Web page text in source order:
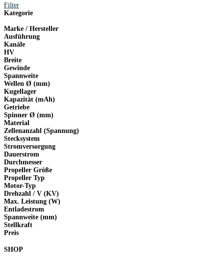
Filter
Kategorie
Marke / Hersteller
Ausführung
Kanäle
HV
Breite
Gewinde
Spannweite
Wellen Ø (mm)
Kugellager
Kapazität (mAh)
Getriebe
Spinner Ø (mm)
Material
Zellenanzahl (Spannung)
Stecksystem
Stromversorgung
Dauerstrom
Durchmesser
Propeller Größe
Propeller Typ
Motor-Typ
Drehzahl / V (KV)
Max. Leistung (W)
Entladestrom
Spannweite (mm)
Stellkraft
Preis
SHOP